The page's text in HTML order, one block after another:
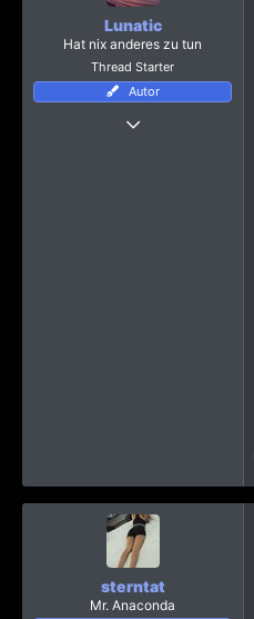
m
Lunatic
Hat nix anderes zu tun
Thread Starter
Autor
sterntat
Mr. Anaconda